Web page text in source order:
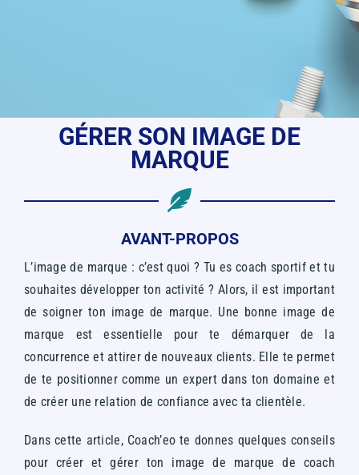
GÉRER SON IMAGE DE
MARQUE
AVANT-PROPOS
L’image de marque : c’est quoi ? Tu es coach sportif et tu
souhaites développer ton activité ? Alors, il est important
de soigner ton image de marque. Une bonne image de
marque est essentielle pour te démarquer de la
concurrence et attirer de nouveaux clients. Elle te permet
de te positionner comme un expert dans ton domaine et
de créer une relation de confiance avec ta clientèle.
Dans cette article, Coach’eo te donnes quelques conseils
pour créer et gérer ton image de marque de coach